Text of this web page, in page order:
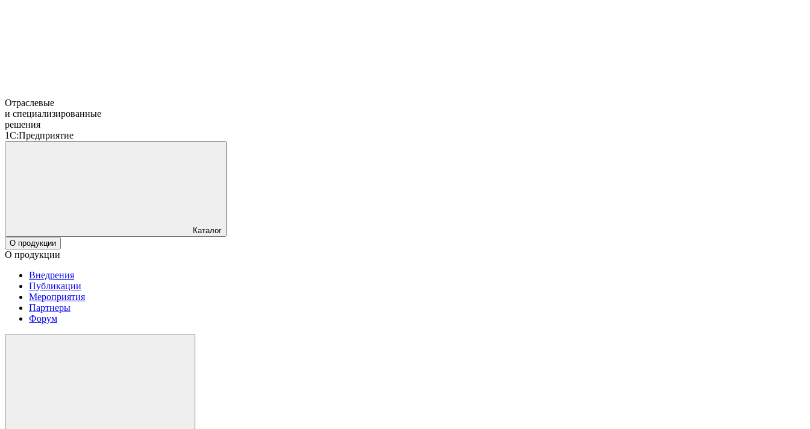
Отраслевые
и специализированные
решения
1С:Предприятие
Каталог
О продукции
О продукции
Внедрения
Публикации
Мероприятия
Партнеры
Форум